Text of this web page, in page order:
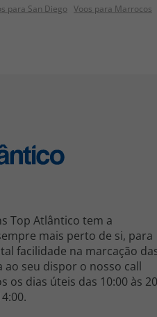
para San Diego Voos para Marrocos
Top Atlântico tem a
mais perto de si, para
facilidade na marcação
ao seu dispor o nosso call
os dias úteis das 10:00 às